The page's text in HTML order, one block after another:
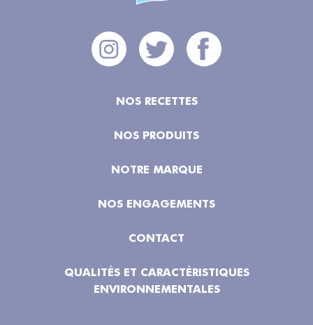
NOS RECETTES
NOS PRODUITS
NOTRE MARQUE
NOS ENGAGEMENTS
CONTACT
QUALITÉS ET CARACTÉRISTIQUES
ENVIRONNEMENTALES